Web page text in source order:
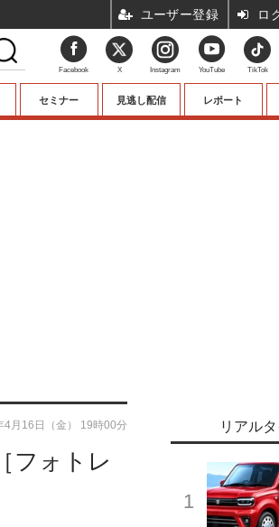
セミナー 見逃し配信 レポート
フォトレ
4月16日（金） 19時00分 リアル
Facebook X Instagram YouTube TikTok
ユーザー登録 ロ